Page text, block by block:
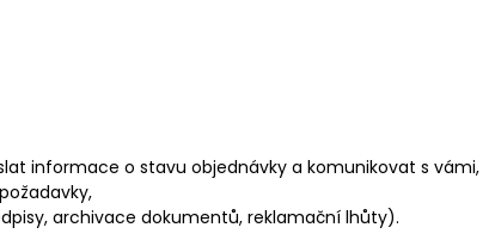
informace o stavu objednávky a komunikovat s vámi,
archivace dokumentů, reklamační lhůty).